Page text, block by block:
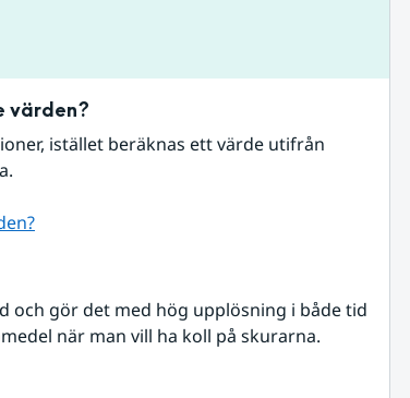
värden?
istället beräknas ett värde utifrån
och gör det med hög upplösning i både tid
när man vill ha koll på skurarna.